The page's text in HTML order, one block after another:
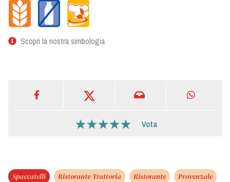
Scopri la nostra simbologia
Vota
Spaccatelli Ristorante-Trattoria Ristorante
Provenzale